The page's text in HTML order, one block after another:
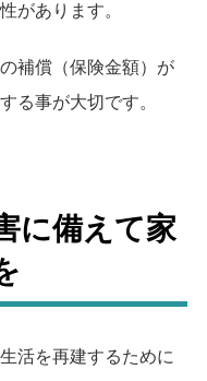
があります。
補償（保険金額）が
る事が大切です。
に備えて家
活を再建するために